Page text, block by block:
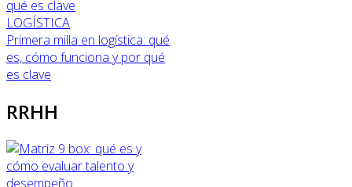
LOGÍSTICA
Primera milla en logística: qué
es, cómo funciona y por qué
es clave
RRHH